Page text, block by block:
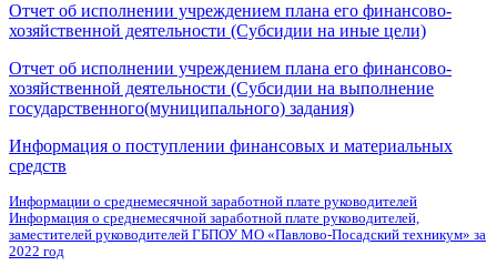
Отчет об исполнении учреждением плана его финансово-
хозяйственной деятельности (Субсидии на иные цели)
Отчет об исполнении учреждением плана его финансово-
хозяйственной деятельности (Субсидии на выполнение
государственного(муниципального) задания)
Информация о поступлении финансовых и материальных
средств
Информации о среднемесячной заработной плате руководителей
Информация о среднемесячной заработной плате руководителей,
заместителей руководителей ГБПОУ МО «Павлово-Посадский техникум» за
2022 год